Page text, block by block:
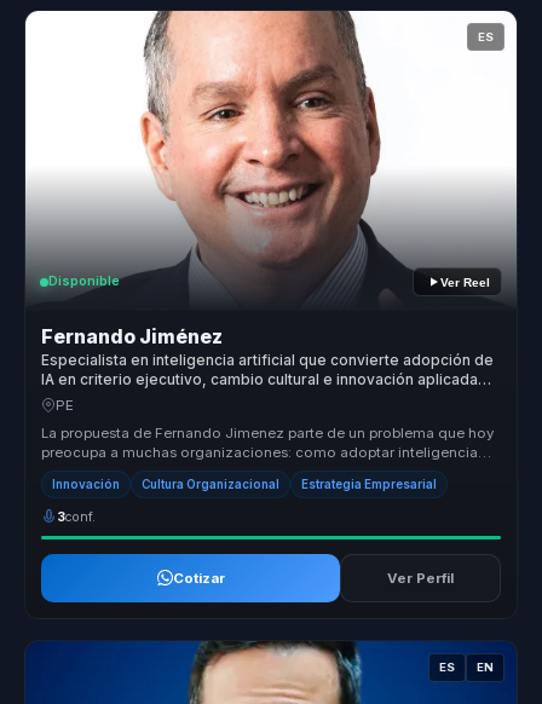
ES
Disponible Ver Reel
Fernando Jiménez
Especialista en inteligencia artificial que convierte adopción de
IA en criterio ejecutivo, cambio cultural e innovación aplicada
para empresas.
PE
La propuesta de Fernando Jimenez parte de un problema que hoy
preocupa a muchas organizaciones: como adoptar inteligencia
artificial sin ...
Innovación Cultura Organizacional Estrategia Empresarial
3conf.
Cotizar Ver Perfil
ES EN